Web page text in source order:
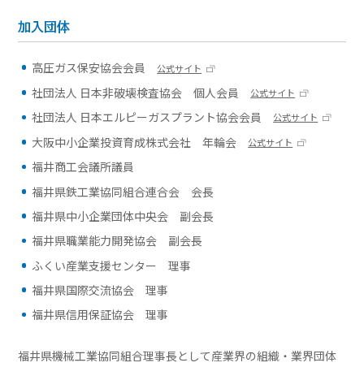
加入団体
高圧ガス保安協会会員 公式サイト
社団法人 日本非破壊検査協会 個人会員 公式サイト
社団法人 日本エルピーガスプラント協会会員 公式サイト
大阪中小企業投資育成株式会社 年輪会 公式サイト
福井商工会議所議員
福井県鉄工業協同組合連合会 会長
福井県中小企業団体中央会 副会長
福井県職業能力開発協会 副会長
ふくい産業支援センター 理事
福井県国際交流協会 理事
福井県信用保証協会 理事
福井県機械工業協同組合理事長として産業界の組織・業界団体